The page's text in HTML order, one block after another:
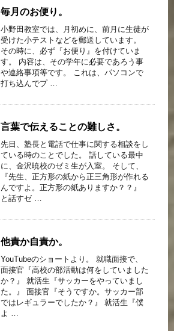
毎月のお便り。
小野田教室では、月初めに、前月に生徒が
受けた小テストなどを郵送しています。
その時に、必ず『お便り』を付けていま
す。 内容は、その学年に必要であろう事
や連絡事項等です。 これは、パソコンで
打ち込んでプ …
言葉で伝えることの難しさ。
先日、塾長と電話で仕事に関する相談をし
ている時のことでした。 話している最中
に、金沢暁校のゼミ生が入室。 そして、
『先生、正方形の紙から正三角形が作れる
んですよ。正方形の紙ありますか？？』
と話すゼ …
他責か自責か。
YouTubeのショートより。 就職面接で、
面接官『高校の部活動は何をしていました
か？』 就活生『サッカーをやっていまし
た。』 面接官『そうですか。サッカー部
ではレギュラーでしたか？』 就活生『僕
よ …